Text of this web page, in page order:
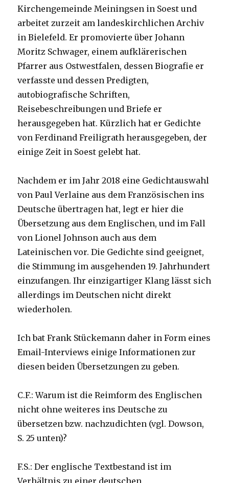
Kirchengemeinde Meiningsen in Soest und
arbeitet zurzeit am landeskirchlichen Archiv
in Bielefeld. Er promovierte über Johann
Moritz Schwager, einem aufklärerischen
Pfarrer aus Ostwestfalen, dessen Biografie er
verfasste und dessen Predigten,
autobiografische Schriften,
Reisebeschreibungen und Briefe er
herausgegeben hat. Kürzlich hat er Gedichte
von Ferdinand Freiligrath herausgegeben, der
einige Zeit in Soest gelebt hat.
Nachdem er im Jahr 2018 eine Gedichtauswahl
von Paul Verlaine aus dem Französischen ins
Deutsche übertragen hat, legt er hier die
Übersetzung aus dem Englischen, und im Fall
von Lionel Johnson auch aus dem
Lateinischen vor. Die Gedichte sind geeignet,
die Stimmung im ausgehenden 19. Jahrhundert
einzufangen. Ihr einzigartiger Klang lässt sich
allerdings im Deutschen nicht direkt
wiederholen.
Ich bat Frank Stückemann daher in Form eines
Email-Interviews einige Informationen zur
diesen beiden Übersetzungen zu geben.
C.F.: Warum ist die Reimform des Englischen
nicht ohne weiteres ins Deutsche zu
übersetzen bzw. nachzudichten (vgl. Dowson,
S. 25 unten)?
F.S.: Der englische Textbestand ist im
Verhältnis zu einer deutschen